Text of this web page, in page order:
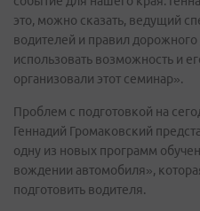
это, можно сказать, ведущий
водителей и правил
использовать возможность и
организовали этот семинар».
Проблем с подготовкой на
Геннадий Громаковский
одну из новых программ
вождении автомобиля»,
подготовить водителя.